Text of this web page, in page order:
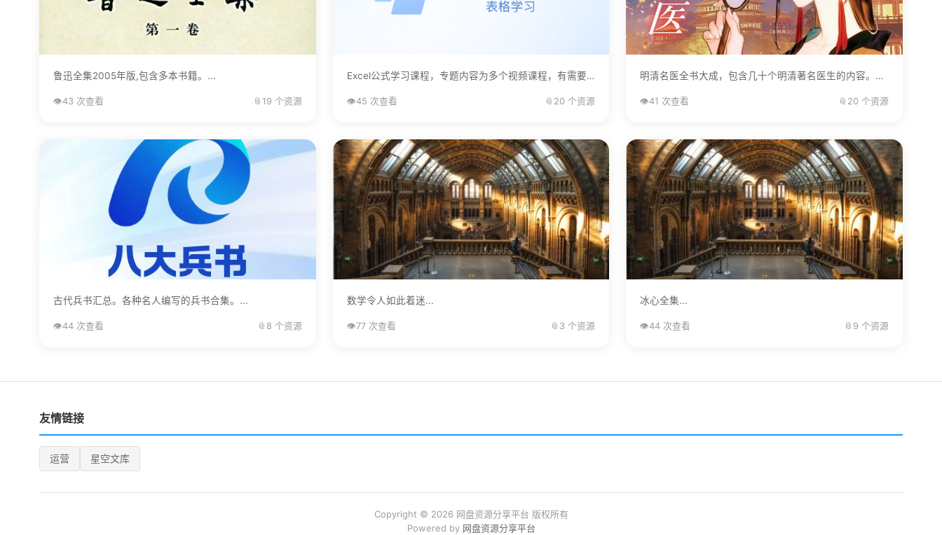
鲁迅全集2005年版,包含多本书籍。...
👁️43 次查看 📎 19 个资源
Excel公式学习课程，专题内容为多个视频课程，有需要的自己下载学习。...
👁️45 次查看 📎 20 个资源
明清名医全书大成，包含几十个明清著名医生的内容。...
👁️41 次查看 📎 20 个资源
古代兵书汇总。各种名人编写的兵书合集。...
👁️44 次查看 📎 8 个资源
数学令人如此着迷...
👁️77 次查看 📎 3 个资源
冰心全集...
👁️44 次查看 📎 9 个资源
友情链接
运营 星空文库
Copyright © 2026 网盘资源分享平台 版权所有
Powered by 网盘资源分享平台